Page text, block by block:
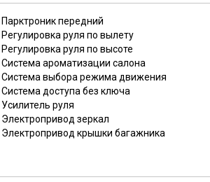
Парктроник передний
Регулировка руля по вылету
Регулировка руля по высоте
Система ароматизации салона
Система выбора режима движения
Система доступа без ключа
Усилитель руля
Электропривод зеркал
Электропривод крышки багажника